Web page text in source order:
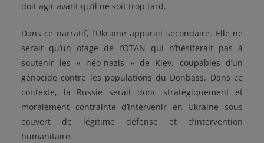
doit agir avant qu’il ne soit trop tard.
Dans ce narratif, l’Ukraine apparait secondaire. Elle ne
serait qu’un otage de l’OTAN qui n’hésiterait pas à
soutenir les « néo-nazis » de Kiev, coupables d’un
génocide contre les populations du Donbass. Dans ce
contexte, la Russie serait donc stratégiquement et
moralement contrainte d’intervenir en Ukraine sous
couvert de légitime défense et d’intervention
humanitaire.